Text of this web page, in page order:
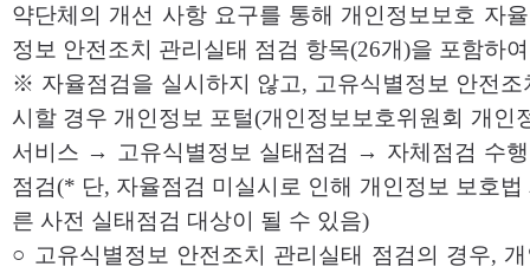
약단체의 개선 사항 요구를 통해 개인정보보호 자
정보 안전조치 관리실태 점검 항목(26개)을 포함하
※ 자율점검을 실시하지 않고, 고유식별정보 안전
시할 경우 개인정보 포털(개인정보보호위원회 개인
서비스 → 고유식별정보 실태점검 → 자체점검 수
점검(* 단, 자율점검 미실시로 인해 개인정보 보호법
른 사전 실태점검 대상이 될 수 있음)
○ 고유식별정보 안전조치 관리실태 점검의 경우,